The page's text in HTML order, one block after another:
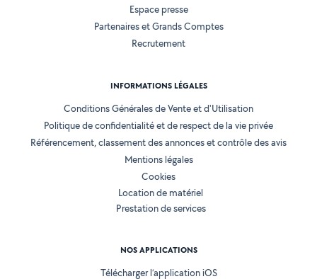
Espace presse
Partenaires et Grands Comptes
Recrutement
INFORMATIONS LÉGALES
Conditions Générales de Vente et d'Utilisation
Politique de confidentialité et de respect de la vie privée
Référencement, classement des annonces et contrôle des avis
Mentions légales
Cookies
Location de matériel
Prestation de services
NOS APPLICATIONS
Télécharger l’application iOS